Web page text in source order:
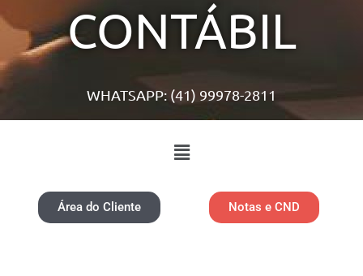
CONTÁBIL
WHATSAPP: (41) 99978-2811
Menu
Área do Cliente Notas e CND